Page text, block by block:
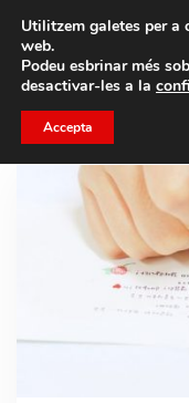
Porta un amic i
descompte.
Utilitzem galetes per a
web.
Podeu esbrinar més
desactivar-les a la
Accepta